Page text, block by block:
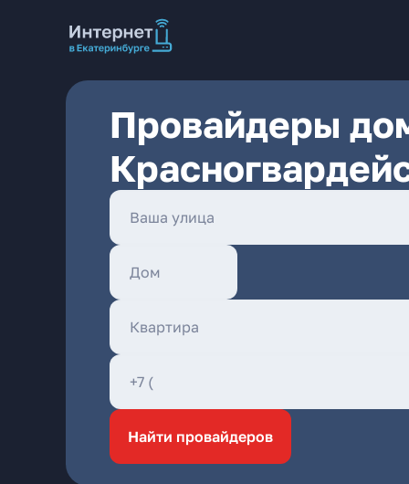
Провайдеры
Найти провайдеров